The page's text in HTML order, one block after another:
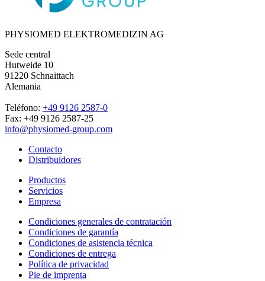
PHYSIOMED ELEKTROMEDIZIN AG
Sede central
Hutweide 10
91220 Schnaittach
Alemania
Teléfono: +49 9126 2587-0
Fax: +49 9126 2587-25
info@physiomed-group.com
Contacto
Distribuidores
Productos
Servicios
Empresa
Condiciones generales de contratación
Condiciones de garantía
Condiciones de asistencia técnica
Condiciones de entrega
Política de privacidad
Pie de imprenta